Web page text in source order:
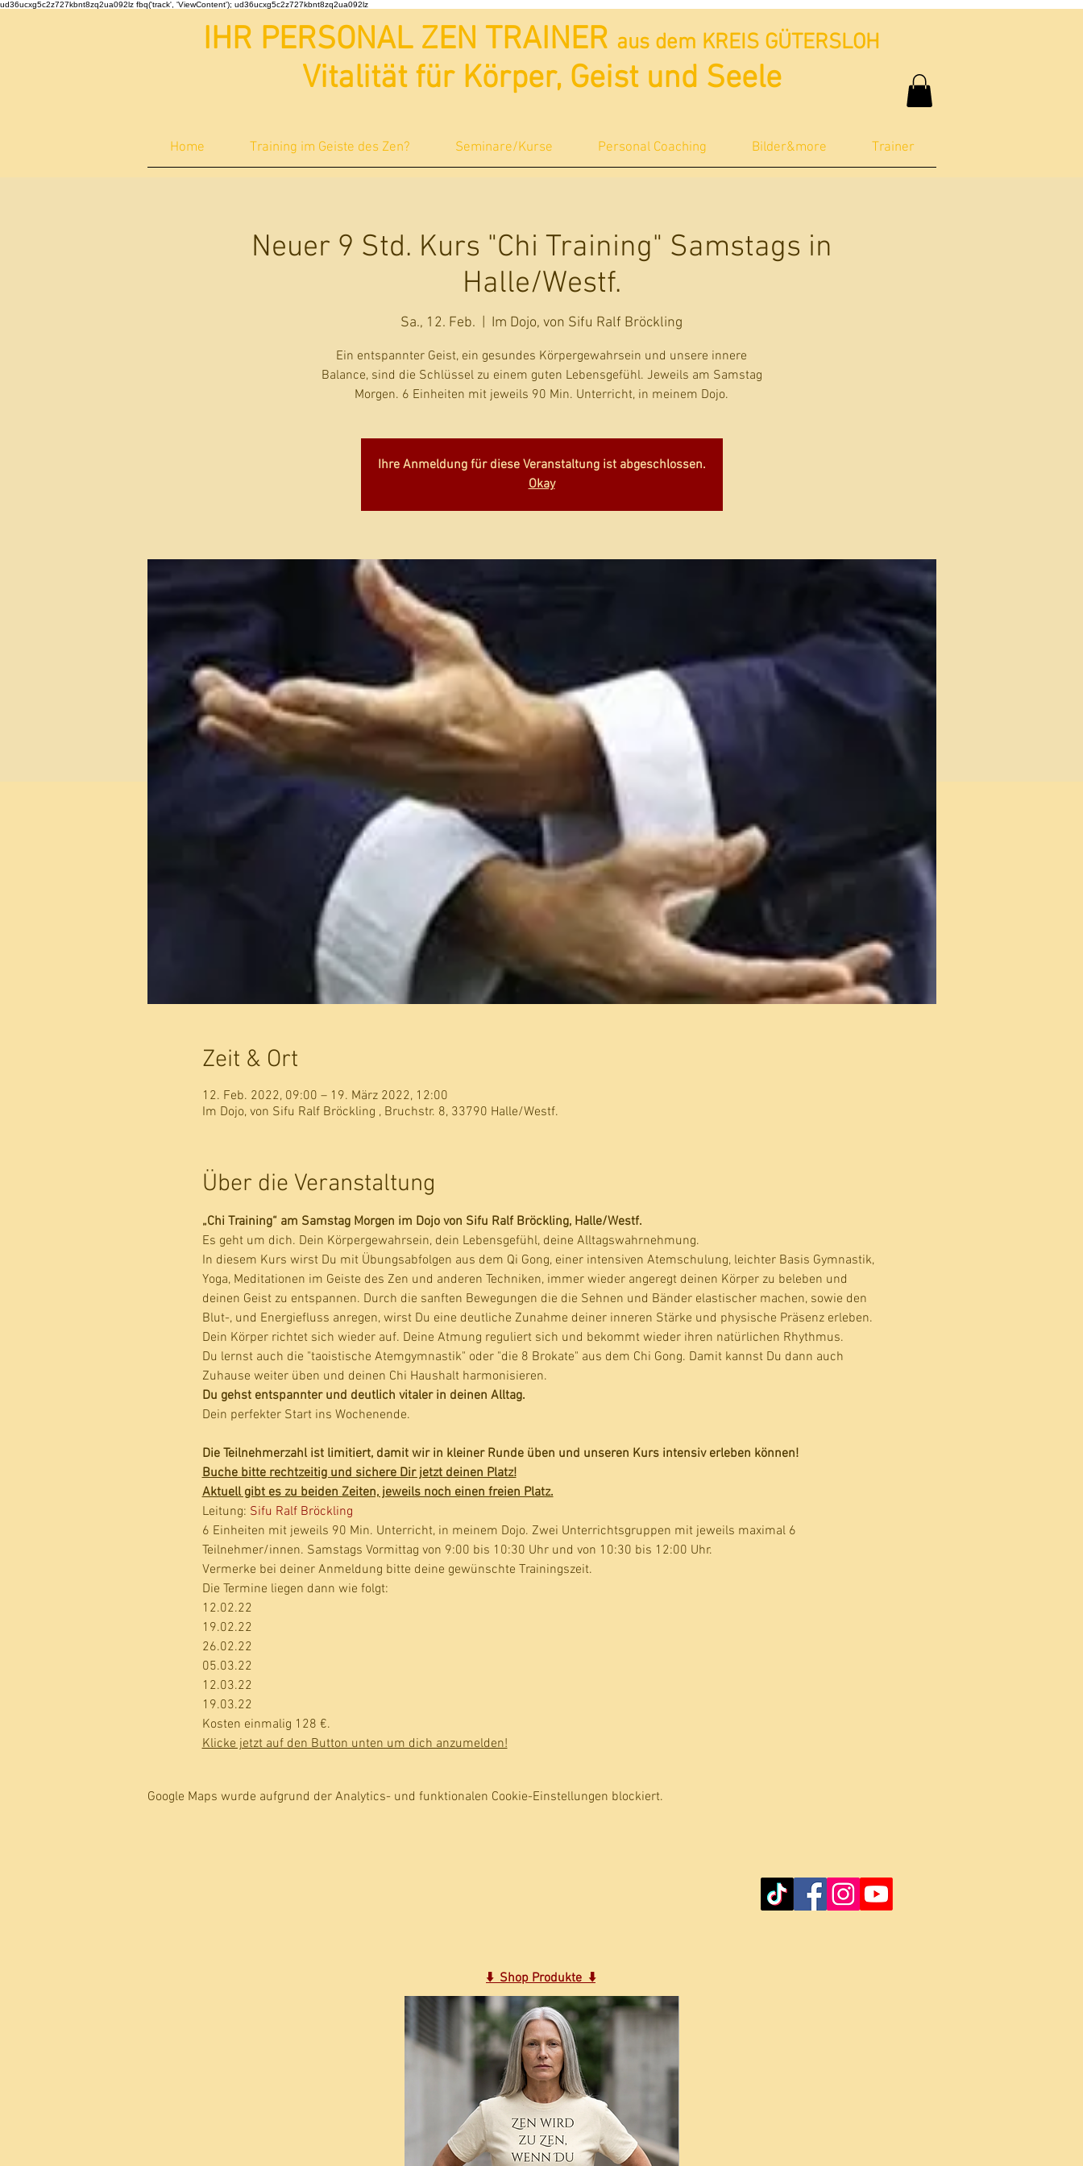
ud36ucxg5c2z727kbnt8zq2ua092lz fbq('track', 'ViewContent'); ud36ucxg5c2z727kbnt8zq2ua092lz
IHR PERSONAL ZEN TRAINER aus dem KREIS GÜTERSLOH
Vitalität für Körper, Geist und Seele
Home Training im Geiste des Zen? Seminare/Kurse Personal Coaching Bilder&more Trainer
Neuer 9 Std. Kurs "Chi Training" Samstags in
Halle/Westf.
Sa., 12. Feb. Im Dojo, von Sifu Ralf Bröckling
Ein entspannter Geist, ein gesundes Körpergewahrsein und unsere innere
Balance, sind die Schlüssel zu einem guten Lebensgefühl. Jeweils am Samstag
Morgen. 6 Einheiten mit jeweils 90 Min. Unterricht, in meinem Dojo.
Ihre Anmeldung für diese Veranstaltung ist abgeschlossen.
Okay
Zeit & Ort
12. Feb. 2022, 09:00 – 19. März 2022, 12:00
Im Dojo, von Sifu Ralf Bröckling , Bruchstr. 8, 33790 Halle/Westf.
Über die Veranstaltung
„Chi Training“ am Samstag Morgen im Dojo von Sifu Ralf Bröckling, Halle/Westf.
Es geht um dich. Dein Körpergewahrsein, dein Lebensgefühl, deine Alltagswahrnehmung.
In diesem Kurs wirst Du mit Übungsabfolgen aus dem Qi Gong, einer intensiven Atemschulung, leichter Basis Gymnastik,
Yoga, Meditationen im Geiste des Zen und anderen Techniken, immer wieder angeregt deinen Körper zu beleben und
deinen Geist zu entspannen. Durch die sanften Bewegungen die die Sehnen und Bänder elastischer machen, sowie den
Blut-, und Energiefluss anregen, wirst Du eine deutliche Zunahme deiner inneren Stärke und physische Präsenz erleben.
Dein Körper richtet sich wieder auf. Deine Atmung reguliert sich und bekommt wieder ihren natürlichen Rhythmus.
Du lernst auch die "taoistische Atemgymnastik" oder "die 8 Brokate" aus dem Chi Gong. Damit kannst Du dann auch
Zuhause weiter üben und deinen Chi Haushalt harmonisieren.
Du gehst entspannter und deutlich vitaler in deinen Alltag.
Dein perfekter Start ins Wochenende.
Die Teilnehmerzahl ist limitiert, damit wir in kleiner Runde üben und unseren Kurs intensiv erleben können!
Buche bitte rechtzeitig und sichere Dir jetzt deinen Platz!
Aktuell gibt es zu beiden Zeiten, jeweils noch einen freien Platz.
Leitung: Sifu Ralf Bröckling
6 Einheiten mit jeweils 90 Min. Unterricht, in meinem Dojo. Zwei Unterrichtsgruppen mit jeweils maximal 6
Teilnehmer/innen. Samstags Vormittag von 9:00 bis 10:30 Uhr und von 10:30 bis 12:00 Uhr.
Vermerke bei deiner Anmeldung bitte deine gewünschte Trainingszeit.
Die Termine liegen dann wie folgt:
12.02.22
19.02.22
26.02.22
05.03.22
12.03.22
19.03.22
Kosten einmalig 128 €.
Klicke jetzt auf den Button unten um dich anzumelden!
Google Maps wurde aufgrund der Analytics- und funktionalen Cookie-Einstellungen blockiert.
⬇️ Shop Produkte ⬇️